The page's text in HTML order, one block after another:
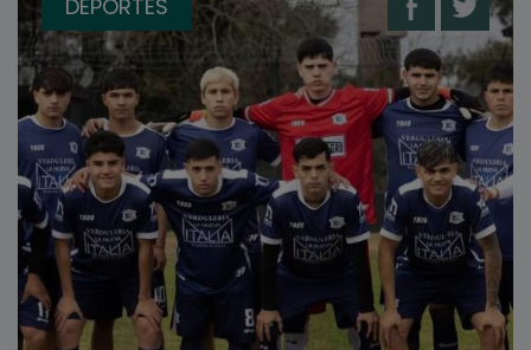
DEPORTES